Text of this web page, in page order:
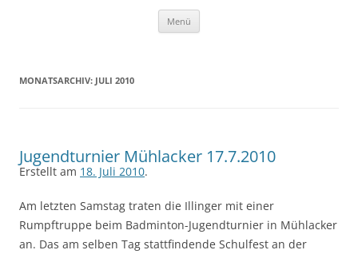
Menü
MONATSARCHIV: JULI 2010
Jugendturnier Mühlacker 17.7.2010
Erstellt am 18. Juli 2010.
Am letzten Samstag traten die Illinger mit einer
Rumpftruppe beim Badminton-Jugendturnier in Mühlacker
an. Das am selben Tag stattfindende Schulfest an der